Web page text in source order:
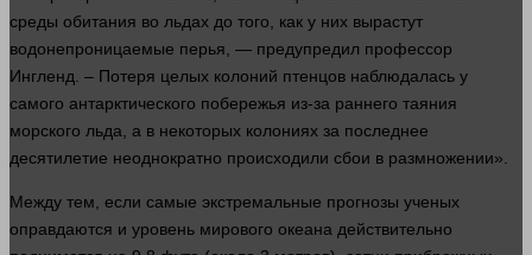
среды обитания во льдах до того, как у них вырастут
водонепроницаемые перья, — предупредил профессор
Ингленд. – Потеря целых колоний птенцов наблюдалась у
самого антарктического побережья из-за раннего таяния
морского льда, а в некоторых колониях за последнее
десятилетие неоднократно происходили сбои в размножении».
Между тем, если самые экстремальные прогнозы ученых
оправдаются и уровень мирового океана действительно